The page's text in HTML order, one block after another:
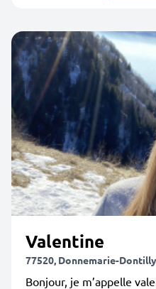
Valentine
77520, Donnemarie-Dontilly
Bonjour, je m’appelle